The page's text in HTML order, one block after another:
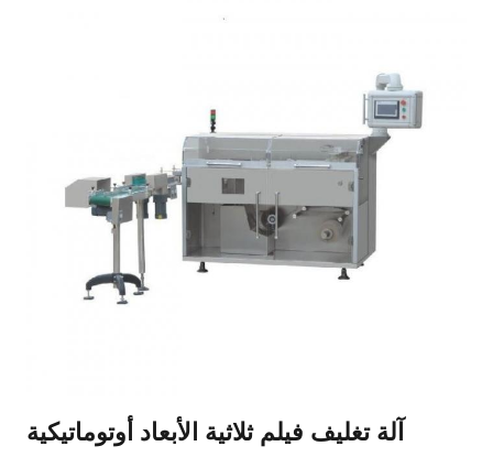
آلة تغليف فيلم ثلاثية الأبعاد أوتوماتيكية